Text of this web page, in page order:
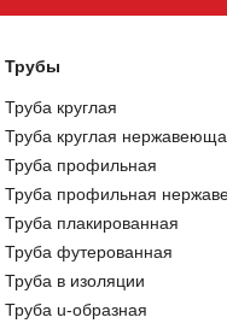
Трубы
Труба круглая
Труба круглая
Труба профильная
Труба профильная
Труба плакированная
Труба футерованная
Труба в изоляции
Труба u-образная